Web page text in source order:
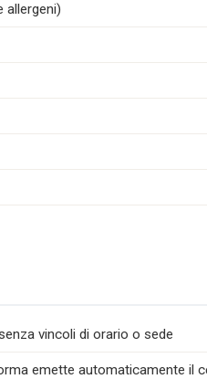
allergeni)
vincoli di orario o sede
emette automaticamente il